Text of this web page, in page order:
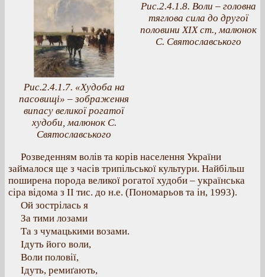
Рис.2.4.1.7. «Худоба на
пасовищі» – зображення
випасу великої рогатої
худоби, малюнок С.
Святославського
Рис.2.4.1.8. Воли – головна
тяглова сила до другої
половини ХІХ ст., малюнок
С. Святославського
Розведенням волів та корів населення України
займалося ще з часів трипільської культури. Найбільш
поширена порода великої рогатої худоби – українська
сіра відома з ІІ тис. до н.е. (Пономарьов та ін, 1993).
Ой зострілась я
За тими лозами
Та з чумацькими возами.
Ідуть його воли,
Воли половії,
Ідуть, ремиґають,